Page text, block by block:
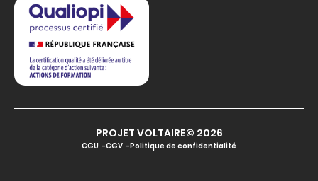
PROJET VOLTAIRE© 2026
CGU CGV Politique de confidentialité